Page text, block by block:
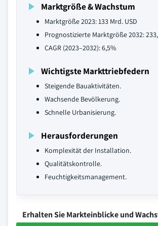
Marktgröße & Wachstum
Marktgröße 2023: 133 Mrd. USD
Prognostizierte Marktgröße 2032:
CAGR (2023–2032): 6,5%
Wichtigste Markttriebfedern
Steigende Bauaktivitäten.
Wachsende Bevölkerung.
Schnelle Urbanisierung.
Herausforderungen
Komplexität der Installation.
Qualitätskontrolle.
Feuchtigkeitsmanagement.
Erhalten Sie Markteinblicke und